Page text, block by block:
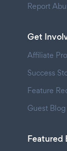
Report
Get
Affiliate
Success
Feature
Guest
Featured